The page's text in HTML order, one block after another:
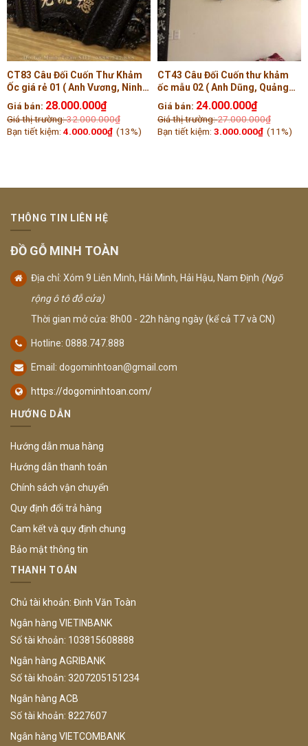
CT83 Câu Đối Cuốn Thư Khảm
Ốc giá rẻ 01 ( Anh Vương, Ninh
Giá bán: 28.000.000₫
Giá thị trường:32.000.000₫
Bạn tiết kiệm: 4.000.000₫ (13%)
CT43 Câu Đối Cuốn thư khảm
ốc mẫu 02 ( Anh Dũng, Quảng
Giá bán: 24.000.000₫
Giá thị trường:27.000.000₫
Bạn tiết kiệm: 3.000.000₫ (11%)
THÔNG TIN LIÊN HỆ
ĐỒ GỖ MINH TOÀN
Địa chỉ: Xóm 9 Liên Minh, Hải Minh, Hải Hậu, Nam Định (Ngõ
rộng ô tô đỗ cửa)
Thời gian mở cửa: 8h00 - 22h hàng ngày (kể cả T7 và CN)
Hotline: 0888.747.888
Email: dogominhtoan@gmail.com
https://dogominhtoan.com/
HƯỚNG DẪN
Hướng dẫn mua hàng
Hướng dẫn thanh toán
Chính sách vận chuyển
Quy định đổi trả hàng
Cam kết và quy định chung
Bảo mật thông tin
THANH TOÁN
Chủ tài khoản: Đinh Văn Toàn
Ngân hàng VIETINBANK
Số tài khoản: 103815608888
Ngân hàng AGRIBANK
Số tài khoản: 3207205151234
Ngân hàng ACB
Số tài khoản: 8227607
Ngân hàng VIETCOMBANK